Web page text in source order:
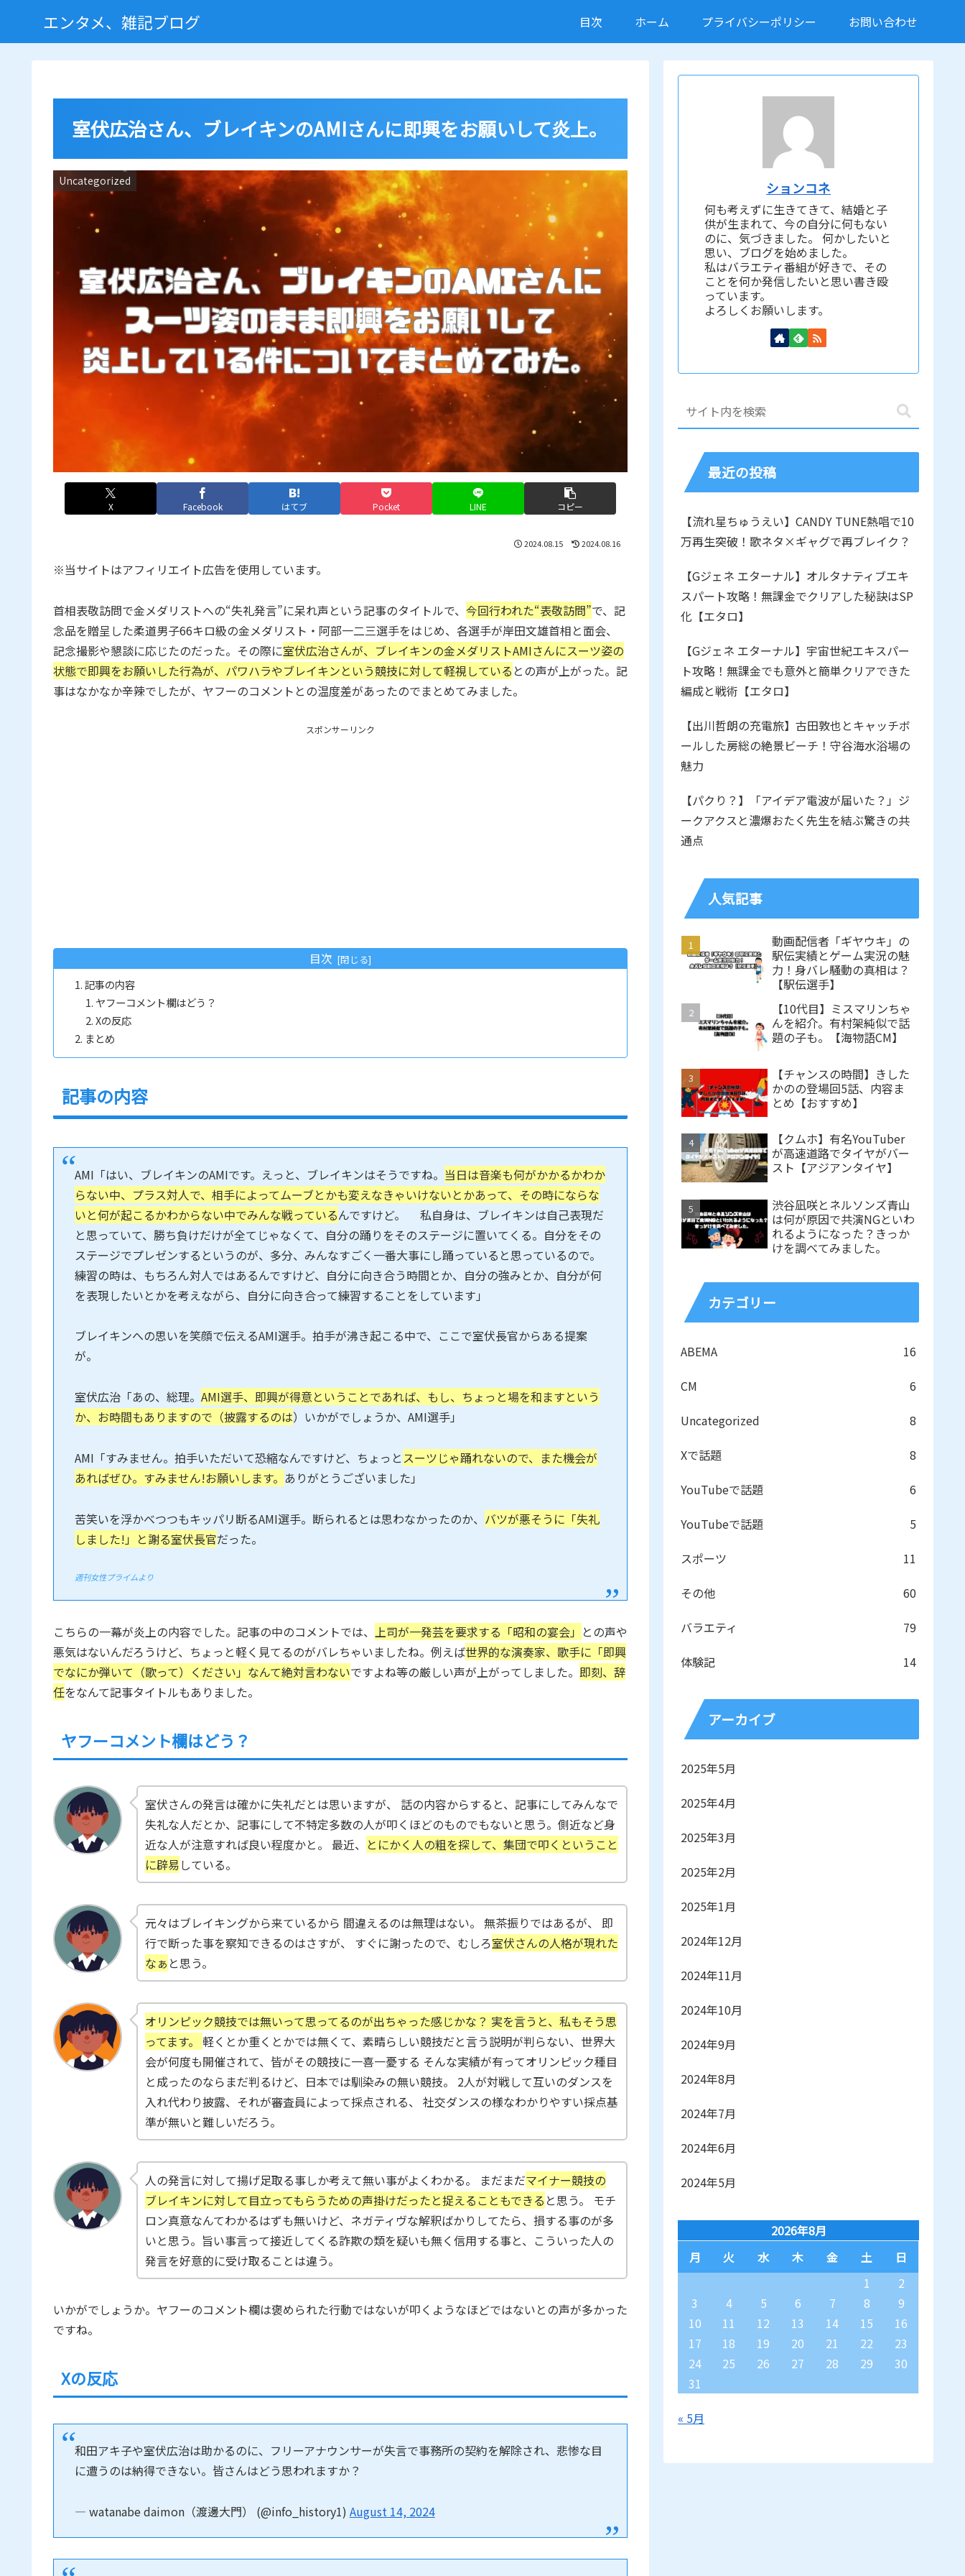
エンタメ、雑記ブログ 目次 ホーム プライバシーポリシー お問い合わせ
室伏広治さん、ブレイキンのAMIさんに即興をお願いして炎上。
Uncategorized
X Facebook はてブ Pocket LINE コピー
2024.08.15 2024.08.16
※当サイトはアフィリエイト広告を使用しています。
首相表敬訪問で金メダリストへの“失礼発言”に呆れ声という記事のタイトルで、 今回行われた“表敬訪問”で、記
念品を贈呈した柔道男子66キロ級の金メダリスト・阿部一二三選手をはじめ、各選手が岸田文雄首相と面会、
記念撮影や懇談に応じたのだった。その際に室伏広治さんが、ブレイキンの金メダリストAMIさんにスーツ姿の
状態で即興をお願いした行為が、パワハラやブレイキンという競技に対して軽視している との声が上がった。記
事はなかなか辛辣でしたが、ヤフーのコメントとの温度差があったのでまとめてみました。
スポンサーリンク
目次
記事の内容
ヤフーコメント欄はどう？
Xの反応
まとめ
記事の内容
AMI「はい、ブレイキンのAMIです。えっと、ブレイキンはそうですね。 当日は音楽も何がかかるかわか
らない中、プラス対人で、相手によってムーブとかも変えなきゃいけないとかあって、その時にならな
いと何が起こるかわからない中でみんな戦っているんですけど。 私自身は、ブレイキンは自己表現だ
と思っていて、勝ち負けだけが全てじゃなくて、自分の踊りをそのステージに置いてくる。自分をその
ステージでプレゼンするというのが、多分、みんなすごく一番大事にし踊っていると思っているので。
練習の時は、もちろん対人ではあるんですけど、自分に向き合う時間とか、自分の強みとか、自分が何
を表現したいとかを考えながら、自分に向き合って練習することをしています」
ブレイキンへの思いを笑顔で伝えるAMI選手。拍手が沸き起こる中で、ここで室伏長官からある提案
が。
室伏広治「あの、総理。 AMI選手、即興が得意ということであれば、もし、ちょっと場を和ますという
か、お時間もありますので（披露するのは）いかがでしょうか、AMI選手」
AMI「すみません。拍手いただいて恐縮なんですけど、ちょっとスーツじゃ踊れないので、また機会が
あればぜひ。すみません!お願いします。 ありがとうございました」
苦笑いを浮かべつつもキッパリ断るAMI選手。断られるとは思わなかったのか、 バツが悪そうに「失礼
しました!」と謝る室伏長官だった。
週刊女性プライムより
こちらの一幕が炎上の内容でした。記事の中のコメントでは、 上司が一発芸を要求する「昭和の宴会」 との声や
悪気はないんだろうけど、ちょっと軽く見てるのがバレちゃいましたね。例えば世界的な演奏家、歌手に「即興
でなにか弾いて（歌って）ください」なんて絶対言わないですよね等の厳しい声が上がってしました。 即刻、辞
任をなんて記事タイトルもありました。
ヤフーコメント欄はどう？
室伏さんの発言は確かに失礼だとは思いますが、 話の内容からすると、記事にしてみんなで
失礼な人だとか、記事にして不特定多数の人が叩くほどのものでもないと思う。側近など身
近な人が注意すれば良い程度かと。 最近、 とにかく人の粗を探して、集団で叩くということ
に辟易している。
元々はブレイキングから来ているから 間違えるのは無理はない。 無茶振りではあるが、 即
行で断った事を察知できるのはさすが、 すぐに謝ったので、むしろ室伏さんの人格が現れた
なぁ と思う。
オリンピック競技では無いって思ってるのが出ちゃった感じかな？ 実を言うと、私もそう思
ってます。 軽くとか重くとかでは無くて、素晴らしい競技だと言う説明が判らない、世界大
会が何度も開催されて、皆がその競技に一喜一憂する そんな実績が有ってオリンピック種目
と成ったのならまだ判るけど、日本では馴染みの無い競技。 2人が対戦して互いのダンスを
入れ代わり披露、それが審査員によって採点される、 社交ダンスの様なわかりやすい採点基
準が無いと難しいだろう。
人の発言に対して揚げ足取る事しか考えて無い事がよくわかる。 まだまだマイナー競技の
ブレイキンに対して目立ってもらうための声掛けだったと捉えることもできる と思う。 モチ
ロン真意なんてわかるはずも無いけど、ネガティヴな解釈ばかりしてたら、損する事のが多
いと思う。旨い事言って接近してくる詐欺の類を疑いも無く信用する事と、こういった人の
発言を好意的に受け取ることは違う。
いかがでしょうか。ヤフーのコメント欄は褒められた行動ではないが叩くようなほどではないとの声が多かった
ですね。
Xの反応
和田アキ子や室伏広治は助かるのに、フリーアナウンサーが失言で事務所の契約を解除され、悲惨な目
に遭うのは納得できない。皆さんはどう思われますか？
— watanabe daimon（渡邊大門） (@info_history1) August 14, 2024
ションコネ
何も考えずに生きてきて、結婚と子
供が生まれて、今の自分に何もない
のに、気づきました。 何かしたいと
思い、ブログを始めました。
私はバラエティ番組が好きで、その
ことを何か発信したいと思い書き殴
っています。
よろしくお願いします。
最近の投稿
【流れ星ちゅうえい】CANDY TUNE熱唱で10
万再生突破！歌ネタ×ギャグで再ブレイク？
【Gジェネ エターナル】オルタナティブエキ
スパート攻略！無課金でクリアした秘訣はSP
化【エタロ】
【Gジェネ エターナル】宇宙世紀エキスパー
ト攻略！無課金でも意外と簡単クリアできた
編成と戦術【エタロ】
【出川哲朗の充電旅】古田敦也とキャッチボ
ールした房総の絶景ビーチ！守谷海水浴場の
魅力
【パクり？】「アイデア電波が届いた？」ジ
ークアクスと濃爆おたく先生を結ぶ驚きの共
通点
人気記事
動画配信者「ギヤウキ」の
駅伝実績とゲーム実況の魅
力！身バレ騒動の真相は？
【駅伝選手】
【10代目】ミスマリンちゃ
んを紹介。有村架純似で話
題の子も。【海物語CM】
【チャンスの時間】きした
かのの登場回5話、内容ま
とめ【おすすめ】
【クムホ】有名YouTuber
が高速道路でタイヤがバー
スト【アジアンタイヤ】
渋谷凪咲とネルソンズ青山
は何が原因で共演NGといわ
れるようになった？きっか
けを調べてみました。
カテゴリー
ABEMA
16
CM
6
Uncategorized
8
Xで話題
8
YouTubeで話題
6
YouTubeで話題
5
スポーツ
11
その他
60
バラエティ
79
体験記
14
アーカイブ
2025年5月
2025年4月
2025年3月
2025年2月
2025年1月
2024年12月
2024年11月
2024年10月
2024年9月
2024年8月
2024年7月
2024年6月
2024年5月
2026年8月
月
火 水 木 金 土
日
1
2
3
4 5 6 7 8
9
10
11 12 13 14 15
16
17
18 19 20 21 22
23
24
25 26 27 28 29
30
31
« 5月